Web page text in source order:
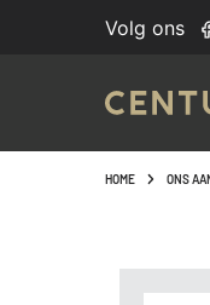
Volg ons
HOME ONS
Navigated to Huis te